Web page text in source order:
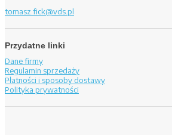
tomasz.fick@vds.pl
Przydatne linki
Dane firmy
Regulamin sprzedaży
Płatności i sposoby dostawy
Polityka prywatności